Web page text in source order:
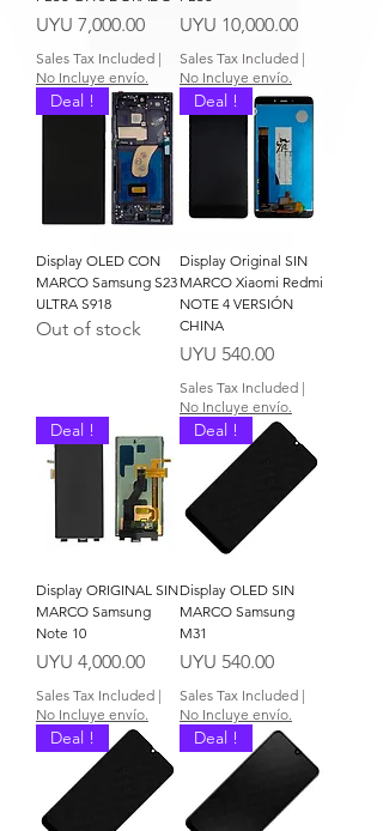
Price
UYU 7,000.00
Sales Tax Included |
No Incluye envío.
Price
UYU 10,000.00
Sales Tax Included |
No Incluye envío.
Deal !
Display OLED CON
MARCO Samsung S23
ULTRA S918
Out of stock
Deal !
Display Original SIN
MARCO Xiaomi Redmi
NOTE 4 VERSIÓN
CHINA
Price
UYU 540.00
Sales Tax Included |
No Incluye envío.
Deal !
Display ORIGINAL SIN
MARCO Samsung
Note 10
Price
UYU 4,000.00
Sales Tax Included |
No Incluye envío.
Deal !
Display OLED SIN
MARCO Samsung
M31
Price
UYU 540.00
Sales Tax Included |
No Incluye envío.
Deal ! Deal !